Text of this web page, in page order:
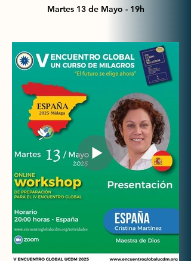
Martes 13 de Mayo - 19h